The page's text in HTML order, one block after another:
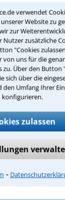
verwendet
Website zu
zur
Nutzer zusätzliche
"Cookies
von uns für die
zu. Über den Button
sich über die
Umfang Ihrer
konfigurieren.
zulassen
⁃
Anwälten
Davon sind 49
Verlag Dr.
einem
gesucht
nachfolgend
.